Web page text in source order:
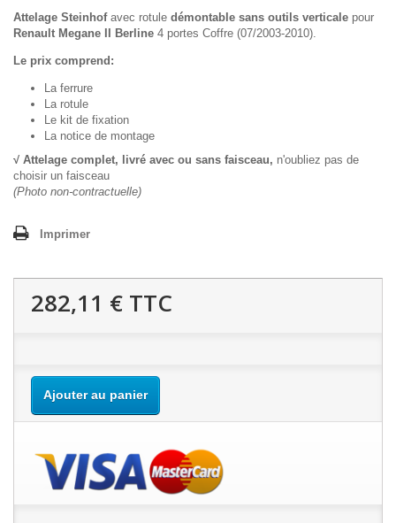
Attelage Steinhofavec rotule démontable sans outils verticale pour
Renault Megane II Berline 4 portes Coffre (07/2003-2010).
Le prix comprend:
La ferrure
La rotule
Le kit de fixation
La notice de montage
√ Attelage complet, livré avec ou sans faisceau, n'oubliez pas de
choisir un faisceau
(Photo non-contractuelle)
Imprimer
282,11 € TTC
Ajouter au panier